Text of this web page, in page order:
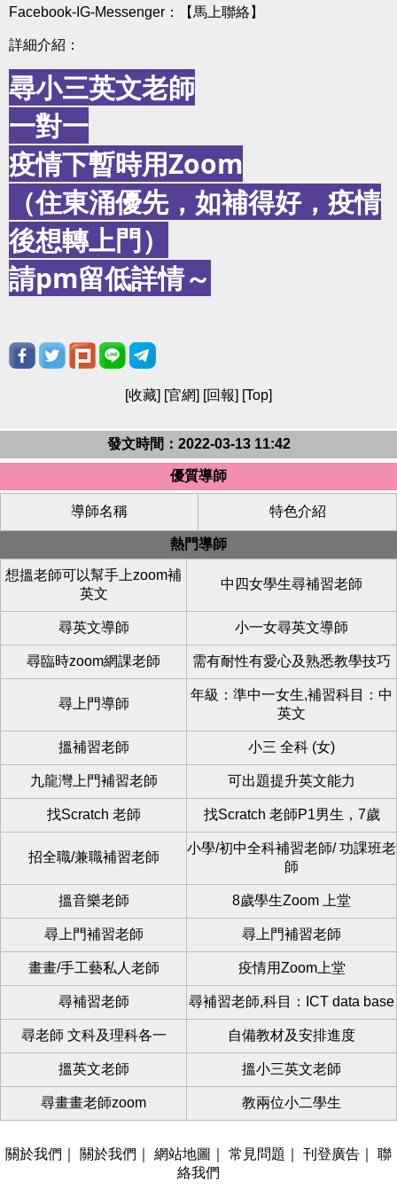
Facebook-IG-Messenger： 【馬上聯絡】
詳細介紹：
尋小三英文老師
一對一
疫情下暫時用Zoom
（住東涌優先，如補得好，疫情
後想轉上門）
請pm留低詳情～
[收藏] [官網] [回報] [Top]
發文時間：2022-03-13 11:42
優質導師
導師名稱 特色介紹
熱門導師
想搵老師可以幫手上zoom補
英文
中四女學生尋補習老師
尋英文導師 小一女尋英文導師
尋臨時zoom網課老師 需有耐性有愛心及熟悉教學技巧
尋上門導師
年級：準中一女生,補習科目：中
英文
搵補習老師 小三 全科 (女)
九龍灣上門補習老師 可出題提升英文能力
找Scratch 老師 找Scratch 老師P1男生，7歲
招全職/兼職補習老師
小學/初中全科補習老師/ 功課班老
師
搵音樂老師 8歲學生Zoom 上堂
尋上門補習老師 尋上門補習老師
畫畫/手工藝私人老師 疫情用Zoom上堂
尋補習老師 尋補習老師,科目：ICT data base
尋老師 文科及理科各一 自備教材及安排進度
搵英文老師 搵小三英文老師
尋畫畫老師zoom 教兩位小二學生
關於我們 關於我們 網站地圖 常見問題 刊登廣告
聯
絡我們